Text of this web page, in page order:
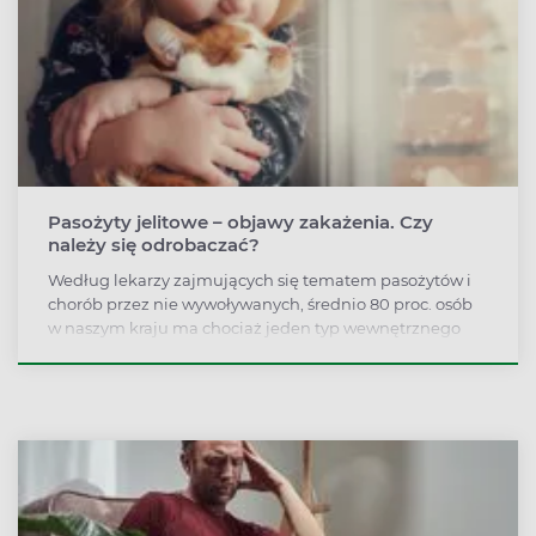
Pasożyty jelitowe – objawy zakażenia. Czy
należy się odrobaczać?
Według lekarzy zajmujących się tematem pasożytów i
chorób przez nie wywoływanych, średnio 80 proc. osób
w naszym kraju ma chociaż jeden typ wewnętrznego